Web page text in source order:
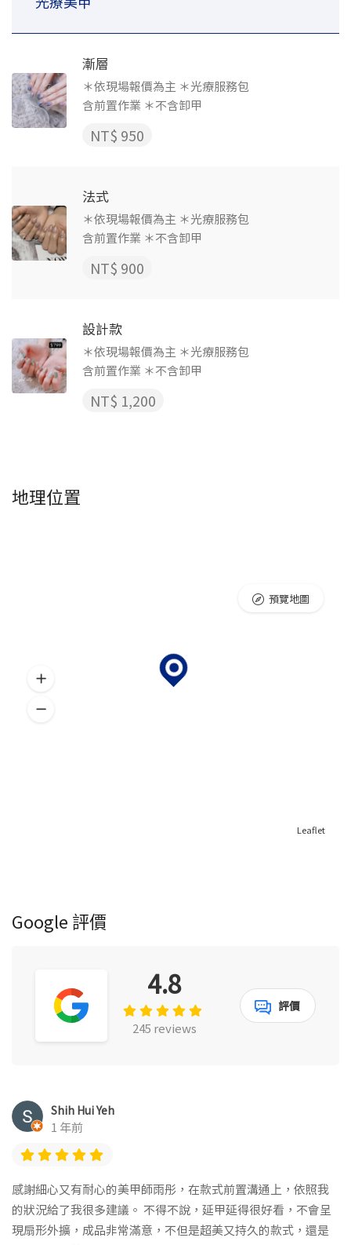
漸層
＊依現場報價為主 ＊光療服務包
含前置作業 ＊不含卸甲
NT$ 950
法式
＊依現場報價為主 ＊光療服務包
含前置作業 ＊不含卸甲
NT$ 900
設計款
＊依現場報價為主 ＊光療服務包
含前置作業 ＊不含卸甲
NT$ 1,200
地理位置
Leaflet
預覽地圖
Google 評價
4.8
245 reviews
評價
Shih Hui Yeh
1 年前
感謝細心又有耐心的美甲師雨彤，在款式前置溝通上，依照我
的狀況給了我很多建議。 不得不說，延甲延得很好看，不會呈
現扇形外擴，成品非常滿意，不但是超美又持久的款式，還是